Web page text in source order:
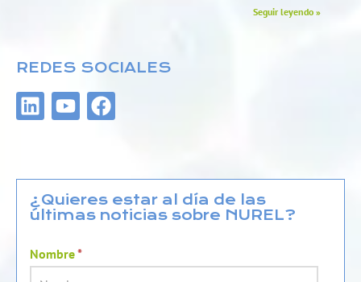
Seguir leyendo »
REDES SOCIALES
L
i
e
d
i
Y
o
u
b
e
F
a
b
o
o
¿Quieres estar al día de las
últimas noticias sobre NUREL?
Nombre*